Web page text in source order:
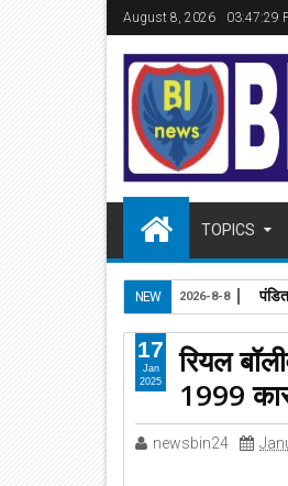
August 8, 2026 03:47:30
TOPICS
NEW 2026-8-8
रियल
1999
newsbin24
17
Jan
2025